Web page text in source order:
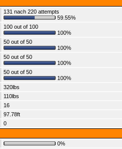
131 nach 220 attempts
59.55%
100 out of 100
100%
50 out of 50
100%
50 out of 50
100%
50 out of 50
100%
320lbs
110lbs
16
97.78ft
0
0%